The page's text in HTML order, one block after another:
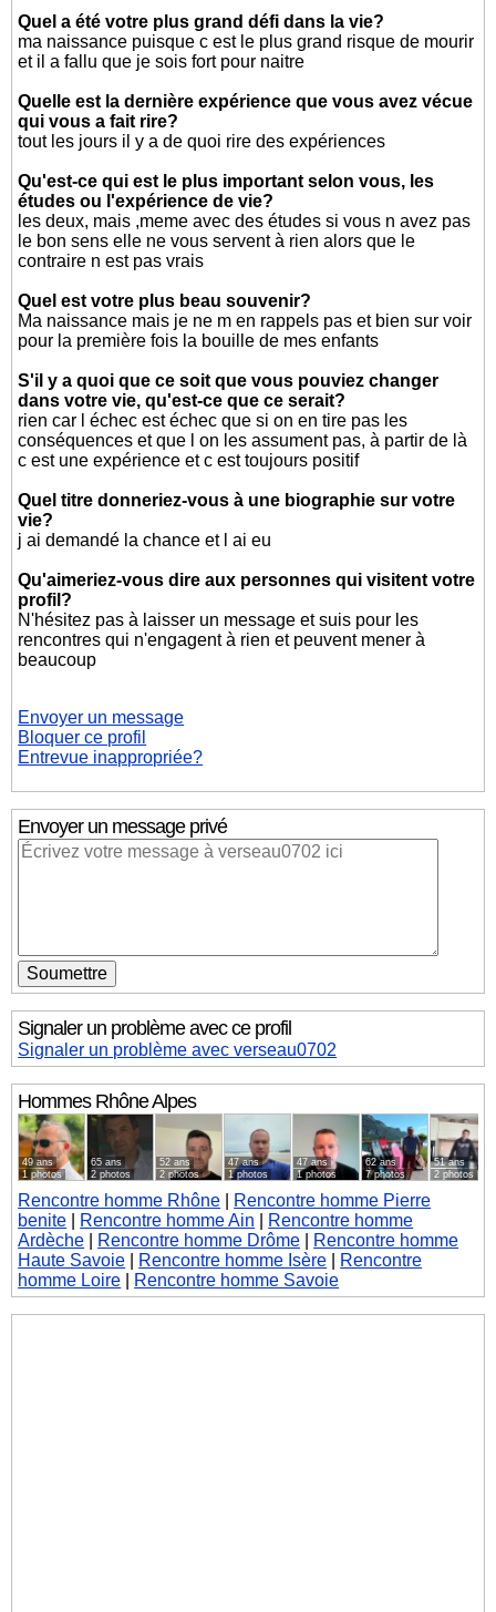
Quel a été votre plus grand défi dans la vie?
ma naissance puisque c est le plus grand risque de mourir
et il a fallu que je sois fort pour naitre
Quelle est la dernière expérience que vous avez vécue
qui vous a fait rire?
tout les jours il y a de quoi rire des expériences
Qu'est-ce qui est le plus important selon vous, les
études ou l'expérience de vie?
les deux, mais ,meme avec des études si vous n avez pas
le bon sens elle ne vous servent à rien alors que le
contraire n est pas vrais
Quel est votre plus beau souvenir?
Ma naissance mais je ne m en rappels pas et bien sur voir
pour la première fois la bouille de mes enfants
S'il y a quoi que ce soit que vous pouviez changer
dans votre vie, qu'est-ce que ce serait?
rien car l échec est échec que si on en tire pas les
conséquences et que l on les assument pas, à partir de là
c est une expérience et c est toujours positif
Quel titre donneriez-vous à une biographie sur votre
vie?
j ai demandé la chance et l ai eu
Qu'aimeriez-vous dire aux personnes qui visitent votre
profil?
N'hésitez pas à laisser un message et suis pour les
rencontres qui n'engagent à rien et peuvent mener à
beaucoup
Envoyer un message
Bloquer ce profil
Entrevue inappropriée?
Envoyer un message privé
Signaler un problème avec ce profil
Signaler un problème avec verseau0702
HommesRhône Alpes
49 ans
1 photos
65 ans
2 photos
52 ans
2 photos
47 ans
1 photos
47 ans
1 photos
62 ans
7 photos
51 ans
2 photos
Rencontre homme Rhône
Rencontre homme Pierre
benite
Rencontre homme Ain
Rencontre homme
Ardèche
Rencontre homme Drôme
Rencontre homme
Haute Savoie
Rencontre homme Isère
Rencontre
homme Loire
Rencontre homme Savoie